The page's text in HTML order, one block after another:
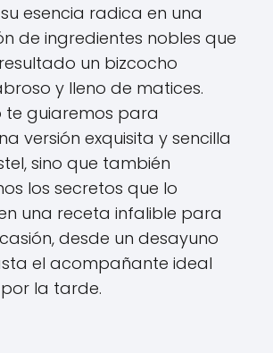
esencia radica en una
de ingredientes nobles que
un bizcocho
y lleno de matices.
te guiaremos para
versión exquisita y sencilla
sino que también
los secretos que lo
una receta infalible para
desde un desayuno
el acompañante ideal
la tarde.